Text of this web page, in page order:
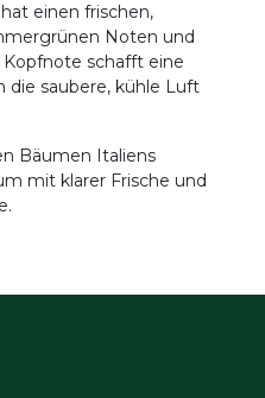
einen frischen,
Noten und
schafft eine
die saubere, kühle Luft
Bäumen Italiens
mit klarer Frische und